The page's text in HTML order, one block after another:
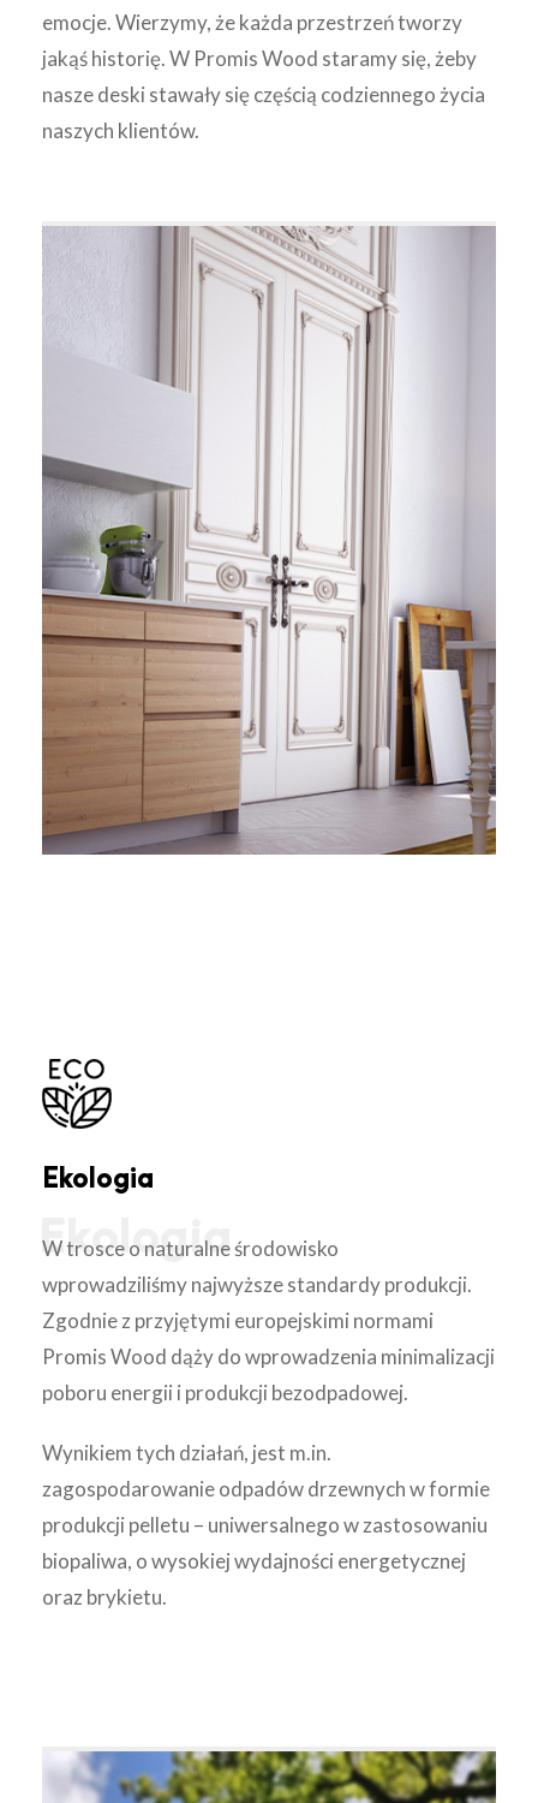
emocje. Wierzymy, że każda przestrzeń tworzy
jakąś historię. W Promis Wood staramy się, żeby
nasze deski stawały się częścią codziennego życia
naszych klientów.
Ekologia
W trosce o naturalne środowisko
wprowadziliśmy najwyższe standardy produkcji.
Zgodnie z przyjętymi europejskimi normami
Promis Wood dąży do wprowadzenia minimalizacji
poboru energii i produkcji bezodpadowej.
Wynikiem tych działań, jest m.in.
zagospodarowanie odpadów drzewnych w formie
produkcji pelletu – uniwersalnego w zastosowaniu
biopaliwa, o wysokiej wydajności energetycznej
oraz brykietu.